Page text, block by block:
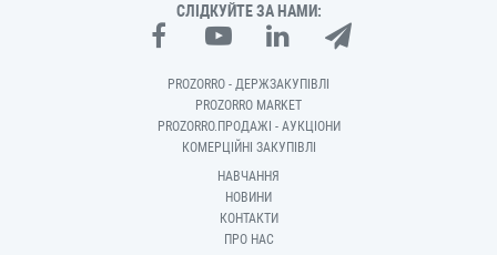
СЛІДКУЙТЕ ЗА НАМИ:
PROZORRO - ДЕРЖЗАКУПІВЛІ
PROZORRO MARKET
PROZORRO.ПРОДАЖІ - АУКЦІОНИ
КОМЕРЦІЙНІ ЗАКУПІВЛІ
НАВЧАННЯ
НОВИНИ
КОНТАКТИ
ПРО НАС